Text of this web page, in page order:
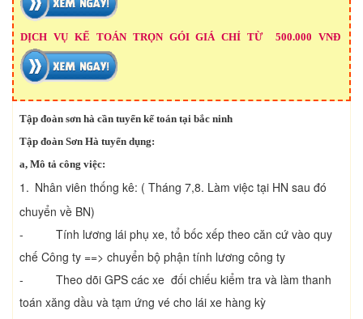
DỊCH VỤ KẾ TOÁN TRỌN GÓI GIÁ CHỈ TỪ 500.000 VNĐ
Tập đoàn sơn hà cần tuyển kế toán tại bắc ninh
Tập đoàn Sơn Hà tuyển dụng:
a, Mô tả công việc:
1. Nhân viên thống kê: ( Tháng 7,8. Làm việc tại HN sau đó
chuyển về BN)
- Tính lương lái phụ xe, tổ bốc xếp theo căn cứ vào quy
chế Công ty ==> chuyển bộ phận tính lương công ty
- Theo dõi GPS các xe đối chiếu kiểm tra và làm thanh
toán xăng dầu và tạm ứng vé cho lái xe hàng kỳ